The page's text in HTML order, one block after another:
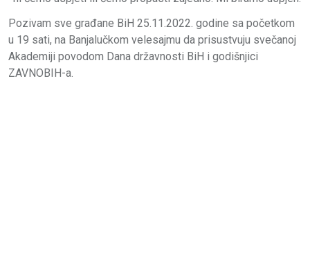
Pozivam sve građane BiH 25.11.2022. godine sa početkom
u 19 sati, na Banjalučkom velesajmu da prisustvuju svečanoj
Akademiji povodom Dana državnosti BiH i godišnjici
ZAVNOBIH-a.